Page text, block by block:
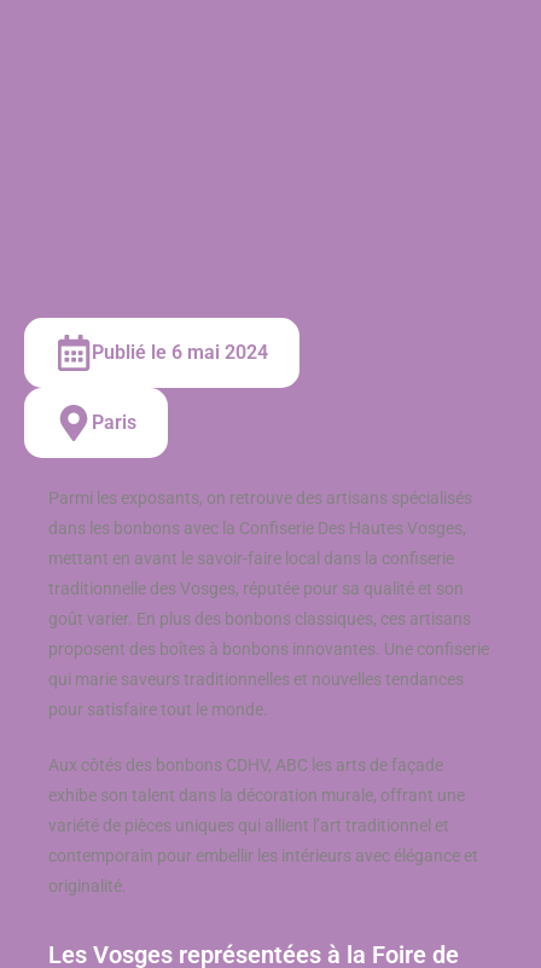
Publié le 6 mai 2024
Paris
Parmi les exposants, on retrouve des artisans spécialisés
dans les bonbons avec la Confiserie Des Hautes Vosges,
mettant en avant le savoir-faire local dans la confiserie
traditionnelle des Vosges, réputée pour sa qualité et son
goût varier. En plus des bonbons classiques, ces artisans
proposent des boîtes à bonbons innovantes. Une confiserie
qui marie saveurs traditionnelles et nouvelles tendances
pour satisfaire tout le monde.
Aux côtés des bonbons CDHV, ABC les arts de façade
exhibe son talent dans la décoration murale, offrant une
variété de pièces uniques qui allient l’art traditionnel et
contemporain pour embellir les intérieurs avec élégance et
originalité.
Les Vosges représentées à la Foire de